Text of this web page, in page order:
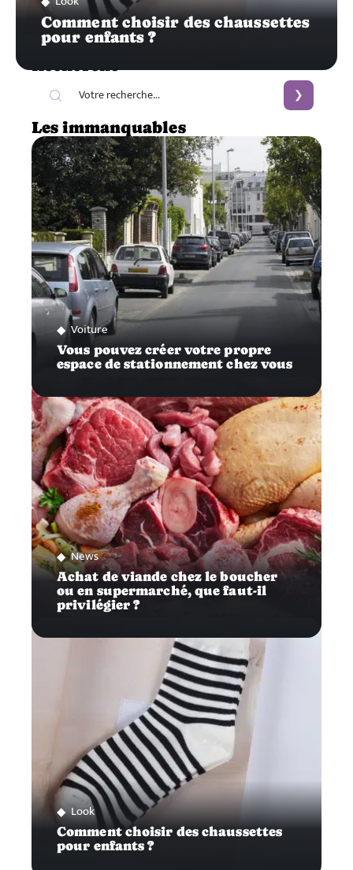
Comment choisir des chaussettes
pour enfants ?
Recherche
Les immanquables
Voiture
Vous pouvez créer votre propre
espace de stationnement chez vous
News
Achat de viande chez le boucher
ou en supermarché, que faut-il
privilégier ?
Look
Comment choisir des chaussettes
pour enfants ?